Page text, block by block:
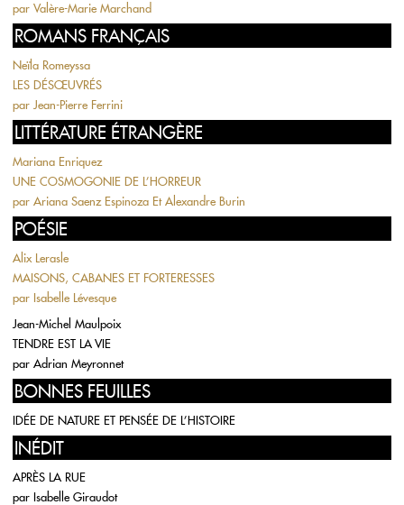
par Valère-Marie Marchand
ROMANS FRANÇAIS
Neïla Romeyssa
LES DÉSŒUVRÉS
par Jean-Pierre Ferrini
LITTÉRATURE ÉTRANGÈRE
Mariana Enriquez
UNE COSMOGONIE DE L’HORREUR
par Ariana Saenz Espinoza Et Alexandre Burin
POÉSIE
Alix Lerasle
MAISONS, CABANES ET FORTERESSES
par Isabelle Lévesque
Jean-Michel Maulpoix
TENDRE EST LA VIE
par Adrian Meyronnet
BONNES FEUILLES
IDÉE DE NATURE ET PENSÉE DE L’HISTOIRE
INÉDIT
APRÈS LA RUE
par Isabelle Giraudot